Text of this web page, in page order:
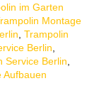
im Garten
Montage
Trampolin
Berlin
Service Berlin
Aufbauen